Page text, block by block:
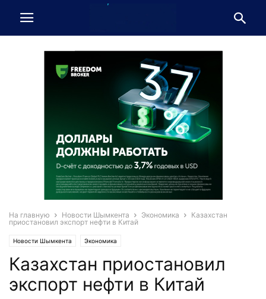
На главную Новости Шымкента Экономика
Казахстан
приостановил экспорт нефти в Китай
Новости Шымкента Экономика
Казахстан приостановил
экспорт нефти в Китай